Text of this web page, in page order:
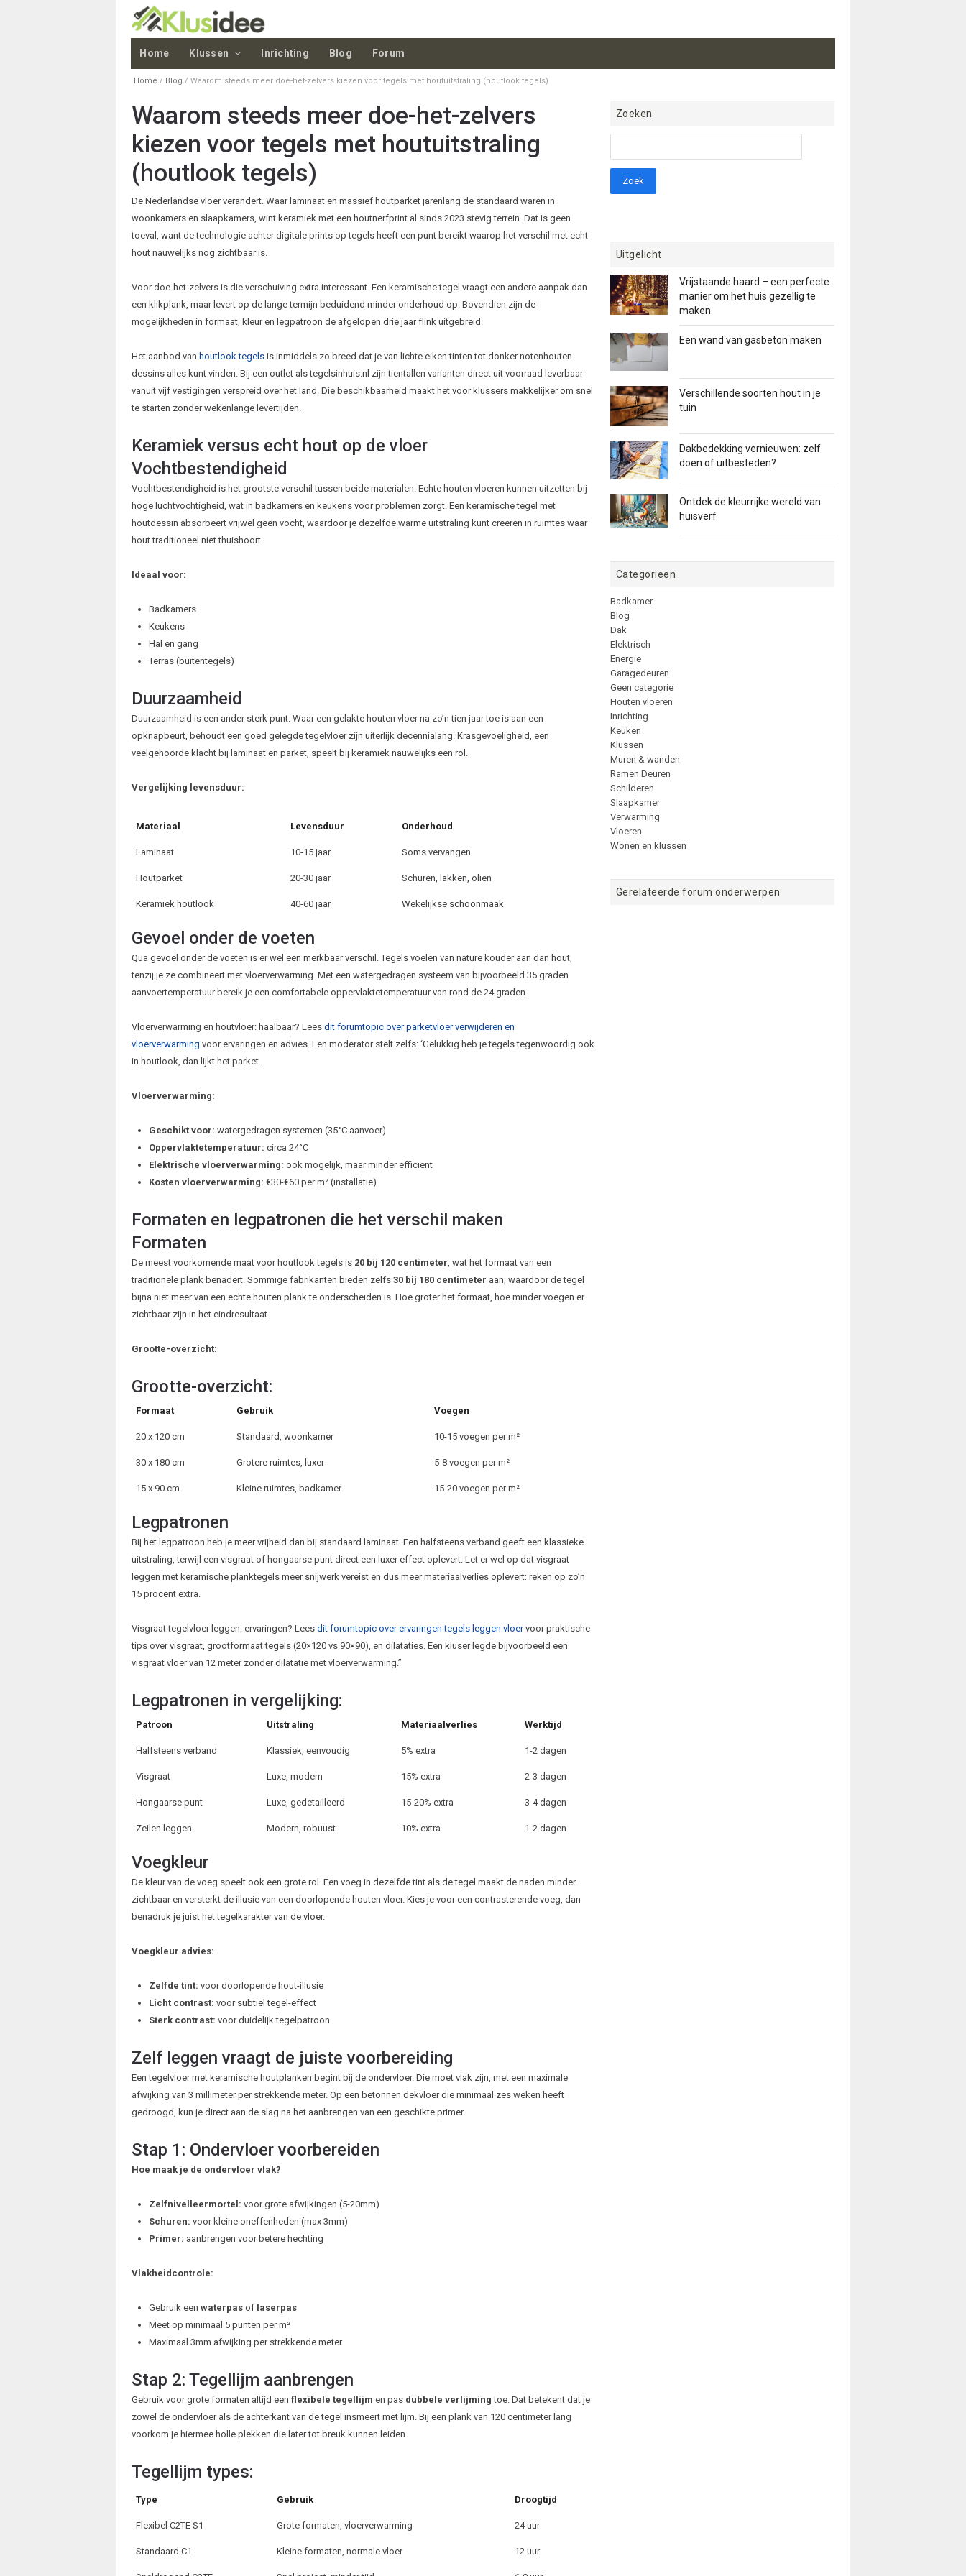
Home Klussen Inrichting Blog Forum
Home / Blog / Waarom steeds meer doe-het-zelvers kiezen voor tegels met houtuitstraling (houtlook tegels)
Waarom steeds meer doe-het-zelvers
kiezen voor tegels met houtuitstraling
(houtlook tegels)
De Nederlandse vloer verandert. Waar laminaat en massief houtparket jarenlang de standaard waren in
woonkamers en slaapkamers, wint keramiek met een houtnerfprint al sinds 2023 stevig terrein. Dat is geen
toeval, want de technologie achter digitale prints op tegels heeft een punt bereikt waarop het verschil met echt
hout nauwelijks nog zichtbaar is.
Voor doe-het-zelvers is die verschuiving extra interessant. Een keramische tegel vraagt een andere aanpak dan
een klikplank, maar levert op de lange termijn beduidend minder onderhoud op. Bovendien zijn de
mogelijkheden in formaat, kleur en legpatroon de afgelopen drie jaar flink uitgebreid.
Het aanbod van houtlook tegelsis inmiddels zo breed dat je van lichte eiken tinten tot donker notenhouten
dessins alles kunt vinden. Bij een outlet als tegelsinhuis.nl zijn tientallen varianten direct uit voorraad leverbaar
vanuit vijf vestigingen verspreid over het land. Die beschikbaarheid maakt het voor klussers makkelijker om snel
te starten zonder wekenlange levertijden.
Keramiek versus echt hout op de vloer
Vochtbestendigheid
Vochtbestendigheid is het grootste verschil tussen beide materialen. Echte houten vloeren kunnen uitzetten bij
hoge luchtvochtigheid, wat in badkamers en keukens voor problemen zorgt. Een keramische tegel met
houtdessin absorbeert vrijwel geen vocht, waardoor je dezelfde warme uitstraling kunt creëren in ruimtes waar
hout traditioneel niet thuishoort.
Ideaal voor:
Badkamers
Keukens
Hal en gang
Terras (buitentegels)
Duurzaamheid
Duurzaamheid is een ander sterk punt. Waar een gelakte houten vloer na zo’n tien jaar toe is aan een
opknapbeurt, behoudt een goed gelegde tegelvloer zijn uiterlijk decennialang. Krasgevoeligheid, een
veelgehoorde klacht bij laminaat en parket, speelt bij keramiek nauwelijks een rol.
Vergelijking levensduur:
Materiaal Levensduur Onderhoud
Laminaat 10-15 jaar Soms vervangen
Houtparket 20-30 jaar Schuren, lakken, oliën
Keramiek houtlook 40-60 jaar Wekelijkse schoonmaak
Gevoel onder de voeten
Qua gevoel onder de voeten is er wel een merkbaar verschil. Tegels voelen van nature kouder aan dan hout,
tenzij je ze combineert met vloerverwarming. Met een watergedragen systeem van bijvoorbeeld 35 graden
aanvoertemperatuur bereik je een comfortabele oppervlaktetemperatuur van rond de 24 graden.
Vloerverwarming en houtvloer: haalbaar? Lees dit forumtopic over parketvloer verwijderen en
vloerverwarming voor ervaringen en advies. Een moderator stelt zelfs: ‘Gelukkig heb je tegels tegenwoordig ook
in houtlook, dan lijkt het parket.
Vloerverwarming:
Geschikt voor: watergedragen systemen (35°C aanvoer)
Oppervlaktetemperatuur: circa 24°C
Elektrische vloerverwarming: ook mogelijk, maar minder efficiënt
Kosten vloerverwarming: €30-€60 per m² (installatie)
Formaten en legpatronen die het verschil maken
Formaten
De meest voorkomende maat voor houtlook tegels is 20 bij 120 centimeter, wat het formaat van een
traditionele plank benadert. Sommige fabrikanten bieden zelfs 30 bij 180 centimeter aan, waardoor de tegel
bijna niet meer van een echte houten plank te onderscheiden is. Hoe groter het formaat, hoe minder voegen er
zichtbaar zijn in het eindresultaat.
Grootte-overzicht:
Grootte-overzicht:
Formaat Gebruik Voegen
20 x 120 cm Standaard, woonkamer 10-15 voegen per m²
30 x 180 cm Grotere ruimtes, luxer 5-8 voegen per m²
15 x 90 cm Kleine ruimtes, badkamer 15-20 voegen per m²
Legpatronen
Bij het legpatroon heb je meer vrijheid dan bij standaard laminaat. Een halfsteens verband geeft een klassieke
uitstraling, terwijl een visgraat of hongaarse punt direct een luxer effect oplevert. Let er wel op dat visgraat
leggen met keramische planktegels meer snijwerk vereist en dus meer materiaalverlies oplevert: reken op zo’n
15 procent extra.
Visgraat tegelvloer leggen: ervaringen? Lees dit forumtopic over ervaringen tegels leggen vloervoor praktische
tips over visgraat, grootformaat tegels (20×120 vs 90×90), en dilataties. Een kluser legde bijvoorbeeld een
visgraat vloer van 12 meter zonder dilatatie met vloerverwarming.”
Legpatronen in vergelijking:
Patroon Uitstraling Materiaalverlies Werktijd
Halfsteens verband Klassiek, eenvoudig 5% extra 1-2 dagen
Visgraat Luxe, modern 15% extra 2-3 dagen
Hongaarse punt Luxe, gedetailleerd 15-20% extra 3-4 dagen
Zeilen leggen Modern, robuust 10% extra 1-2 dagen
Voegkleur
De kleur van de voeg speelt ook een grote rol. Een voeg in dezelfde tint als de tegel maakt de naden minder
zichtbaar en versterkt de illusie van een doorlopende houten vloer. Kies je voor een contrasterende voeg, dan
benadruk je juist het tegelkarakter van de vloer.
Voegkleur advies:
Zelfde tint: voor doorlopende hout-illusie
Licht contrast: voor subtiel tegel-effect
Sterk contrast: voor duidelijk tegelpatroon
Zelf leggen vraagt de juiste voorbereiding
Een tegelvloer met keramische houtplanken begint bij de ondervloer. Die moet vlak zijn, met een maximale
afwijking van 3 millimeter per strekkende meter. Op een betonnen dekvloer die minimaal zes weken heeft
gedroogd, kun je direct aan de slag na het aanbrengen van een geschikte primer.
Stap 1: Ondervloer voorbereiden
Hoe maak je de ondervloer vlak?
Zelfnivelleermortel: voor grote afwijkingen (5-20mm)
Schuren: voor kleine oneffenheden (max 3mm)
Primer: aanbrengen voor betere hechting
Vlakheidcontrole:
Gebruik een waterpasof laserpas
Meet op minimaal 5 punten per m²
Maximaal 3mm afwijking per strekkende meter
Stap 2: Tegellijm aanbrengen
Gebruik voor grote formaten altijd een flexibele tegellijm en pas dubbele verlijming toe. Dat betekent dat je
zowel de ondervloer als de achterkant van de tegel insmeert met lijm. Bij een plank van 120 centimeter lang
voorkom je hiermee holle plekken die later tot breuk kunnen leiden.
Tegellijm types:
Type Gebruik Droogtijd
Flexibel C2TE S1 Grote formaten, vloerverwarming 24 uur
Standaard C1 Kleine formaten, normale vloer 12 uur
Zoeken
Uitgelicht
Vrijstaande haard – een perfecte
manier om het huis gezellig te
maken
Een wand van gasbeton maken
Verschillende soorten hout in je
tuin
Dakbedekking vernieuwen: zelf
doen of uitbesteden?
Ontdek de kleurrijke wereld van
huisverf
Categorieen
Badkamer
Blog
Dak
Elektrisch
Energie
Garagedeuren
Geen categorie
Houten vloeren
Inrichting
Keuken
Klussen
Muren & wanden
Ramen Deuren
Schilderen
Slaapkamer
Verwarming
Vloeren
Wonen en klussen
Gerelateerde forum onderwerpen